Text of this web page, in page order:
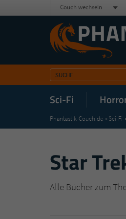
Sci-Fi
Couch wechseln
Phantastik-Couch.de Sci-Fi
Star
Alle Bücher zum